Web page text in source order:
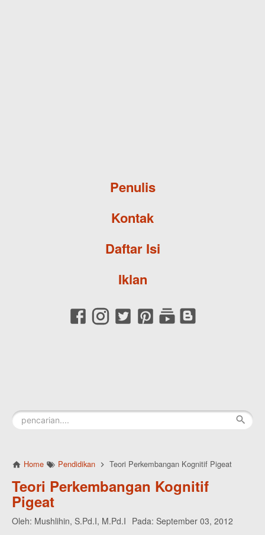
Penulis
Kontak
Daftar Isi
Iklan
Home Pendidikan Teori Perkembangan Kognitif Pigeat
Teori Perkembangan Kognitif
Pigeat
Oleh: Mushlihin, S.Pd.I, M.Pd.I Pada: September 03, 2012